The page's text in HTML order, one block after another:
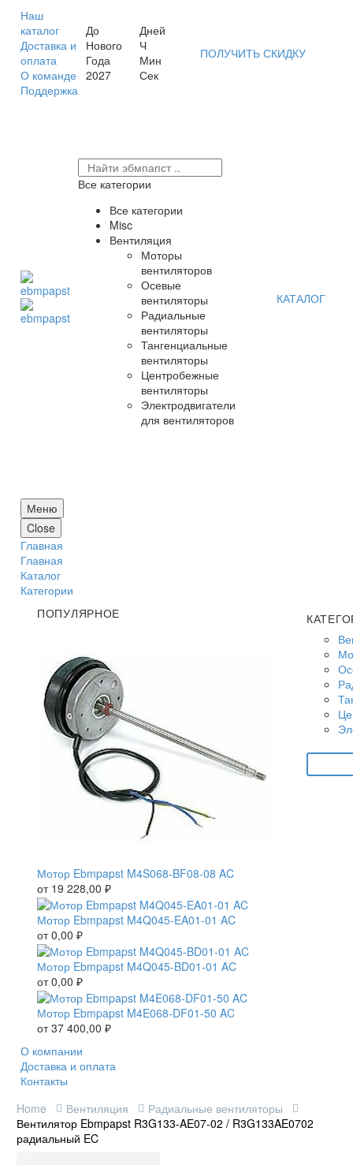
Наш
каталог
Доставка и
оплата
О команде
Поддержка
До
Нового
Года
2027
Дней
Ч
Мин
Сек
ПОЛУЧИТЬ СКИДКУ
Все категории
Все категории
Misc
Вентиляция
Моторы
вентиляторов
Осевые
вентиляторы
Радиальные
вентиляторы
Тангенциальные
вентиляторы
Центробежные
вентиляторы
Электродвигатели
для вентиляторов
КАТАЛОГ
Меню
Close
Главная
Главная
Каталог
Категории
ПОПУЛЯРНОЕ
Мотор Ebmpapst M4S068-BF08-08 AC
от 19 228,00 ₽
Мотор Ebmpapst M4Q045-EA01-01 AC
от0,00 ₽
Мотор Ebmpapst M4Q045-BD01-01 AC
от0,00 ₽
Мотор Ebmpapst M4E068-DF01-50 AC
от37 400,00 ₽
О компании
Доставка и оплата
Контакты
Home
Вентиляция
Радиальные вентиляторы
Вентилятор Ebmpapst R3G133-AE07-02 / R3G133AE0702
радиальный EC